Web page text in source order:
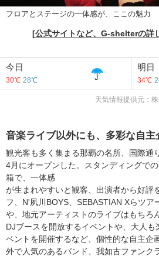
フロアとステージの一体感が、ここの魅力
[公式サイトなど、G-shelterの詳
今日
30℃ 28℃
明日
34℃
天気情報提供元：
音楽ライブ以外にも、多彩な自
観光客も多く集まる那覇の名所、国際通
4月にオープンした。スタンディングで
箱で、一体感
が生まれやすいと観客、出演者から好評
フ、N'夙川BOYS、SEBASTIAN Xらツア
や、地元アーティストのライブはもちろ
DJブースを開放するイベントや、大人も
ベントを開催するなど、個性的な自主企
外で人気のあるバンド、我如古ファンク